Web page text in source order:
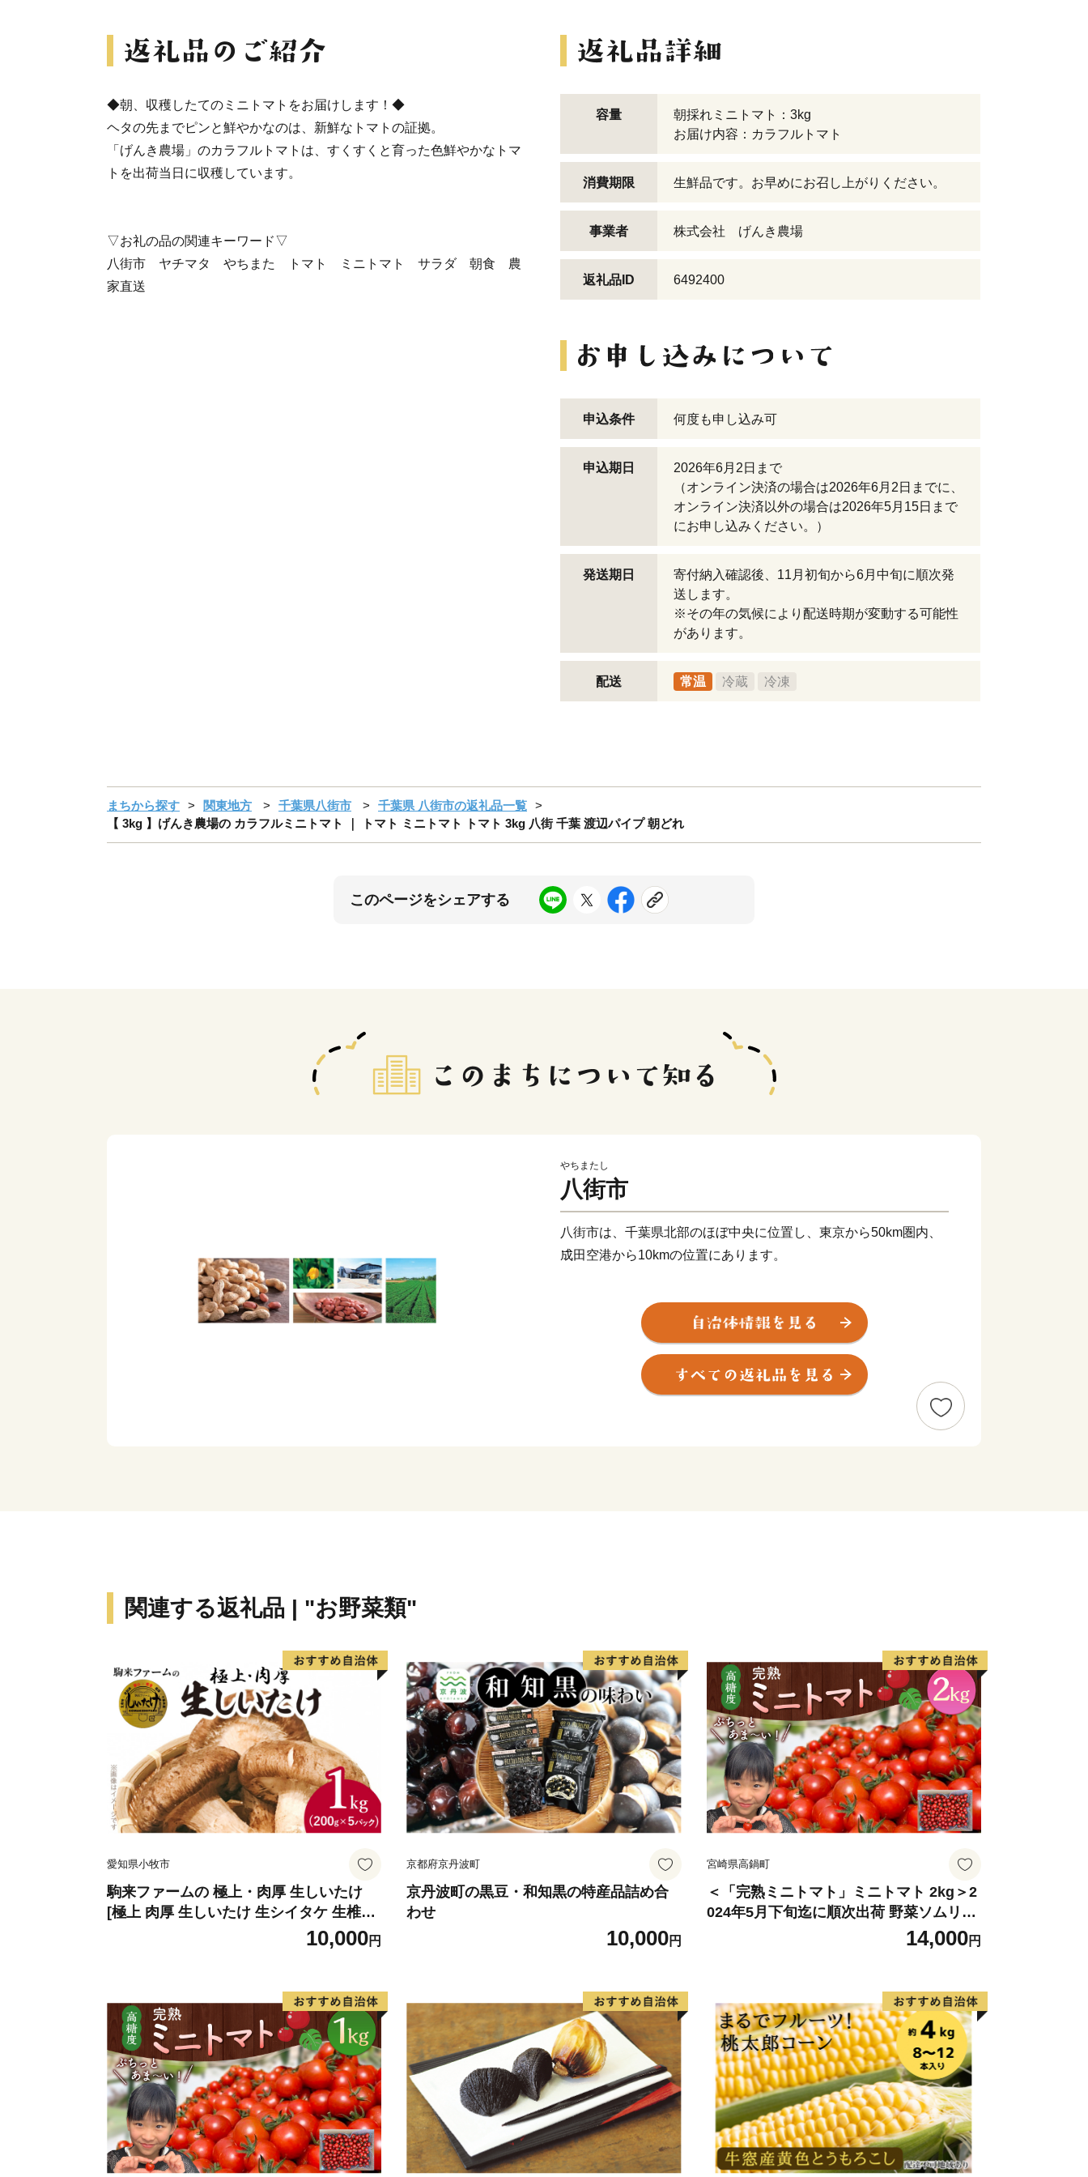
◆朝、収穫したてのミニトマトをお届けします！◆
ヘタの先までピンと鮮やかなのは、新鮮なトマトの証拠。
「げんき農場」のカラフルトマトは、すくすくと育った色鮮やかなトマ
トを出荷当日に収穫しています。
▽お礼の品の関連キーワード▽
八街市 ヤチマタ やちまた トマト ミニトマト サラダ 朝食 農
家直送
容量
朝採れミニトマト：3kg
お届け内容：カラフルトマト
消費期限 生鮮品です。お早めにお召し上がりください。
事業者 株式会社 げんき農場
返礼品ID 6492400
申込条件 何度も申し込み可
申込期日
2026年6月2日まで
（オンライン決済の場合は2026年6月2日までに、
オンライン決済以外の場合は2026年5月15日まで
にお申し込みください。）
発送期日
寄付納入確認後、11月初旬から6月中旬に順次発
送します。
※その年の気候により配送時期が変動する可能性
があります。
配送 常温 冷蔵 冷凍
まちから探す 関東地方 千葉県八街市
千葉県 八街市の返礼品一覧
【 3kg 】げんき農場の カラフルミニトマト ｜ トマト ミニトマト トマト 3kg 八街 千葉 渡辺パイプ 朝どれ
このページをシェアする
やちまたし
八街市
八街市は、千葉県北部のほぼ中央に位置し、東京から50km圏内、
成田空港から10kmの位置にあります。
基幹産業である農業は、野菜が中心の都市近郊型農業です。
なかでも、落花生は「八街産落花生」として地域ブランド登録され
ており、日本有数の生産量と味を誇っています。
「緑豊かに心豊かに健やかに ともに支えあい安心して暮らせる八
関連する返礼品 | "お野菜類"
愛知県小牧市
駒来ファームの 極上・肉厚 生しいたけ
[極上 肉厚 生しいたけ 生シイタケ 生椎茸
安心 安全 国産 採れたて 新鮮 きのこ 野
10,000円
京都府京丹波町
京丹波町の黒豆・和知黒の特産品詰め合
わせ
10,000円
宮崎県高鍋町
＜「完熟ミニトマト」ミニトマト 2kg＞2
024年5月下旬迄に順次出荷 野菜ソムリエ
サミット アルル・リリカ共に銀賞受
賞！！(2023年11月開催)1回食べてみらん
14,000円